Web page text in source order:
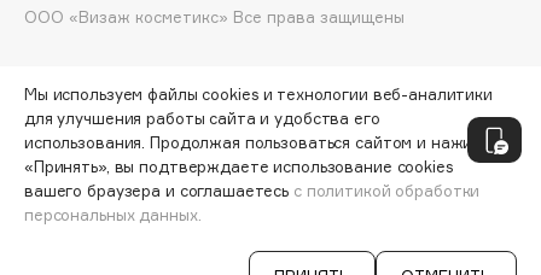
Dr. Vranjes Firenze
Dr.Ceuracle
Dr.Jart+
Dyson
СООБЩИТЬ О ПОСТУПЛЕНИИ
ООО «Визаж косметикс» Все права защищены
Мы используем файлы cookies и технологии веб-аналитики
для улучшения работы сайта и удобства его
использования. Продолжая пользоваться сайтом и нажимая
«Принять», вы подтверждаете использование cookies
вашего браузера и соглашаетесь с политикой обработки
персональных данных.